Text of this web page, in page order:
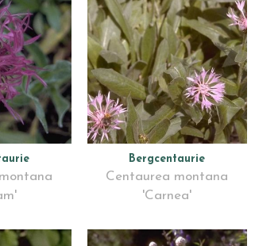
Bergcentaurie
Centaurea montana
'Carnea'